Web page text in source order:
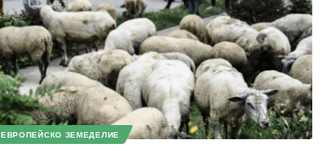
ЕВРОПЕЙСКО ЗЕМЕДЕЛИЕ